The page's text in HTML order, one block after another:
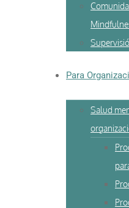
Para
Salud